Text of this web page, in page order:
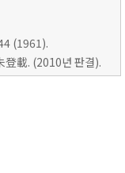
(1961).
載. (2010년 판결).